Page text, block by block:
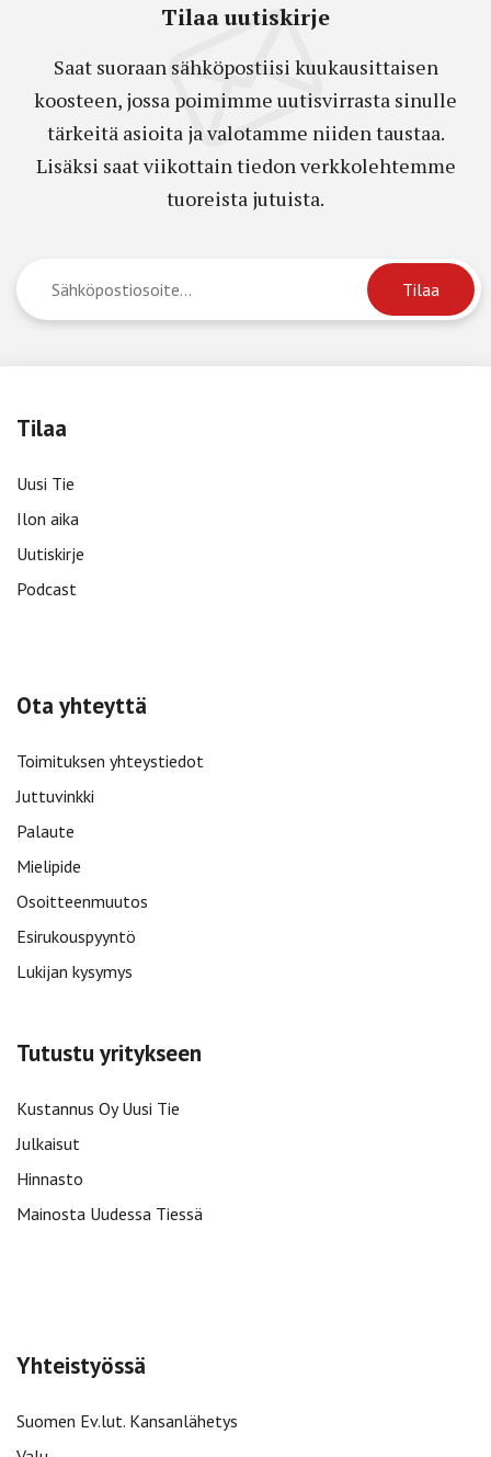
Tilaa uutiskirje
Saat suoraan sähköpostiisi kuukausittaisen
koosteen, jossa poimimme uutisvirrasta sinulle
tärkeitä asioita ja valotamme niiden taustaa.
Lisäksi saat viikottain tiedon verkkolehtemme
tuoreista jutuista.
Tilaa
Uusi Tie
Ilon aika
Uutiskirje
Podcast
Ota yhteyttä
Toimituksen yhteystiedot
Juttuvinkki
Palaute
Mielipide
Osoitteenmuutos
Esirukouspyyntö
Lukijan kysymys
Tutustu yritykseen
Kustannus Oy Uusi Tie
Julkaisut
Hinnasto
Mainosta Uudessa Tiessä
Yhteistyössä
Suomen Ev.lut. Kansanlähetys